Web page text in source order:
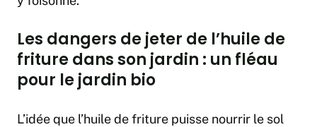
Les dangers de jeter de l’huile de
friture dans son jardin : un fléau
pour le jardin bio
L’idée que l’huile de friture puisse nourrir le sol